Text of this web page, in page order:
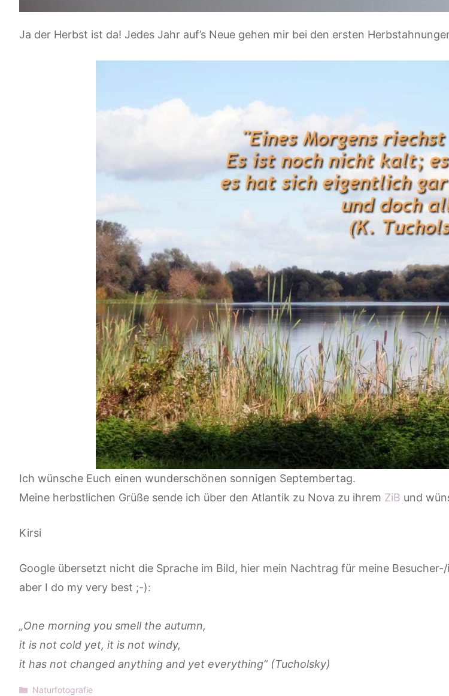
Ja der Herbst ist da! Jedes Jahr auf’s Neue gehen mir bei den ersten
Ich wünsche Euch einen wunderschönen sonnigen Septembertag.
Meine herbstlichen Grüße sende ich über den Atlantik zu Nova zu ihrem ZiB und
Kirsi
Google übersetzt nicht die Sprache im Bild, hier mein Nachtrag für meine
aber I do my very best ;-):
„One morning you smell the autumn,
it is not cold yet, it is not windy,
it has not changed anything and yet everything“ (Tucholsky)
Kategorien
Naturfotografie